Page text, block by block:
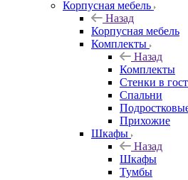
Корпусная мебель
Назад
Корпусная мебель
Комплекты
Назад
Комплекты
Стенки в
Спальни
Прихожие
Шкафы
Назад
Шкафы
Тумбы